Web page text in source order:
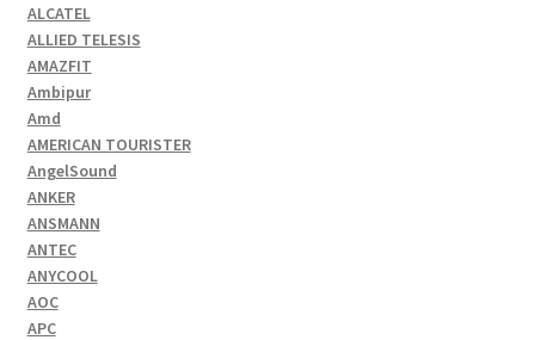
ALCATEL
ALLIED TELESIS
AMAZFIT
Ambipur
Amd
AMERICAN TOURISTER
AngelSound
ANKER
ANSMANN
ANTEC
ANYCOOL
AOC
APC